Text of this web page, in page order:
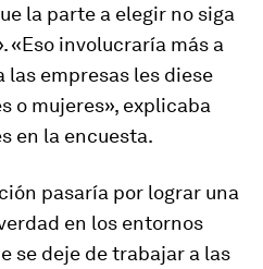
la parte a elegir no siga
«Eso involucraría más a
las empresas les diese
o mujeres», explicaba
en la encuesta.
pasaría por lograr una
en los entornos
se deje de trabajar a las